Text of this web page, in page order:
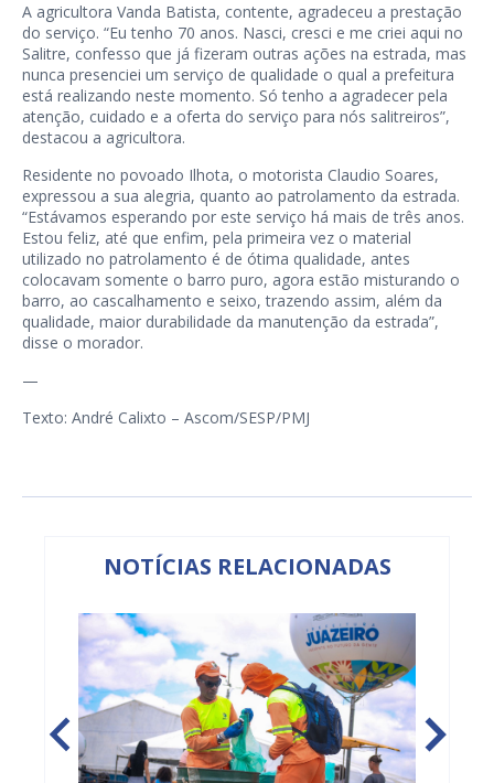
A agricultora Vanda Batista, contente, agradeceu a prestação
do serviço. “Eu tenho 70 anos. Nasci, cresci e me criei aqui no
Salitre, confesso que já fizeram outras ações na estrada, mas
nunca presenciei um serviço de qualidade o qual a prefeitura
está realizando neste momento. Só tenho a agradecer pela
atenção, cuidado e a oferta do serviço para nós salitreiros”,
destacou a agricultora.
Residente no povoado Ilhota, o motorista Claudio Soares,
expressou a sua alegria, quanto ao patrolamento da estrada.
“Estávamos esperando por este serviço há mais de três anos.
Estou feliz, até que enfim, pela primeira vez o material
utilizado no patrolamento é de ótima qualidade, antes
colocavam somente o barro puro, agora estão misturando o
barro, ao cascalhamento e seixo, trazendo assim, além da
qualidade, maior durabilidade da manutenção da estrada”,
disse o morador.
—
Texto: André Calixto – Ascom/SESP/PMJ
NOTÍCIAS RELACIONADAS